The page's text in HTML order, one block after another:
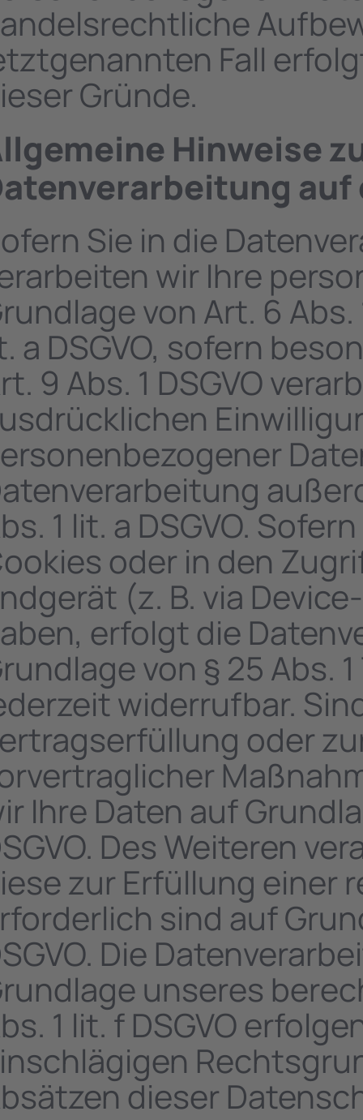
Fall
Gründe.
Hinweise
auf
Sie in die
wir Ihre
von Art. 6 Abs.
a DSGVO, sofern
9 Abs. 1 DSGVO
1 lit. a DSGVO.
oder in den
(z. B. via
erfolgt die
von § 25 Abs.
widerrufbar.
oder
Ihre Daten auf
Des Weiteren
zur Erfüllung einer
sind auf
Die
unseres
1 lit. f DSGVO
dieser